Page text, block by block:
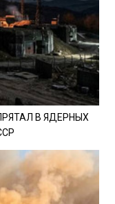
В ЯДЕРНЫХ